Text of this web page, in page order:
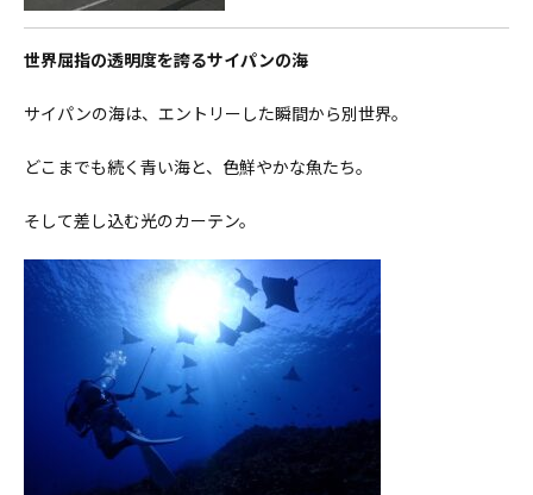
世界屈指の透明度を誇るサイパンの海
サイパンの海は、エントリーした瞬間から別世界。
どこまでも続く青い海と、色鮮やかな魚たち。
そして差し込む光のカーテン。